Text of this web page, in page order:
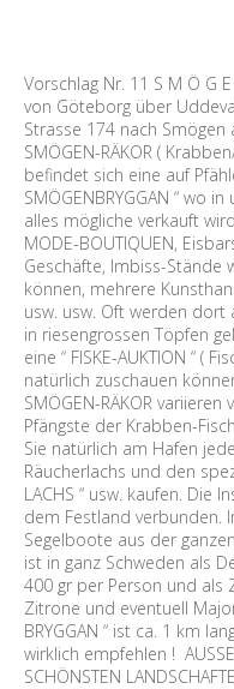
Vorschlag Nr. 11 S M Ö G
von Göteborg über
Strasse 174 nach
SMÖGEN-RÄKOR (
befindet sich eine auf
SMÖGENBRYGGAN “ wo
alles mögliche verkauft
MODE-BOUTIQUEN,
Geschäfte, Imbiss-Stände
können, mehrere
usw. usw. Oft werden dort
in riesengrossen Töpfen
eine “ FISKE-AUKTION “ (
natürlich zuschauen
SMÖGEN-RÄKOR
Pfängste der Krabben-
Sie natürlich am Hafen
Räucherlachs und den
LACHS “ usw. kaufen. Die
dem Festland verbunden.
Segelboote aus der
ist in ganz Schweden als
400 gr per Person und als
Zitrone und eventuell
BRYGGAN “ ist ca. 1 km
wirklich empfehlen !
SCHÖNSTEN